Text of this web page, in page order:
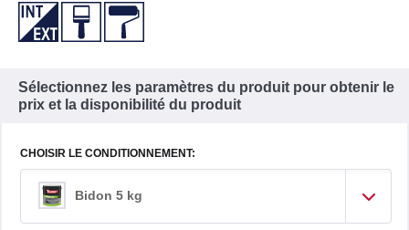
Sélectionnez les paramètres du produit pour obtenir le
prix et la disponibilité du produit
CHOISIR LE CONDITIONNEMENT:
Bidon 5 kg